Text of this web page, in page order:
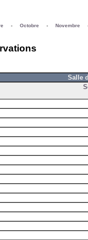
- Octobre - Novembre
Salle